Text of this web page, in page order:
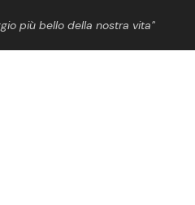
più bello della nostra vita”